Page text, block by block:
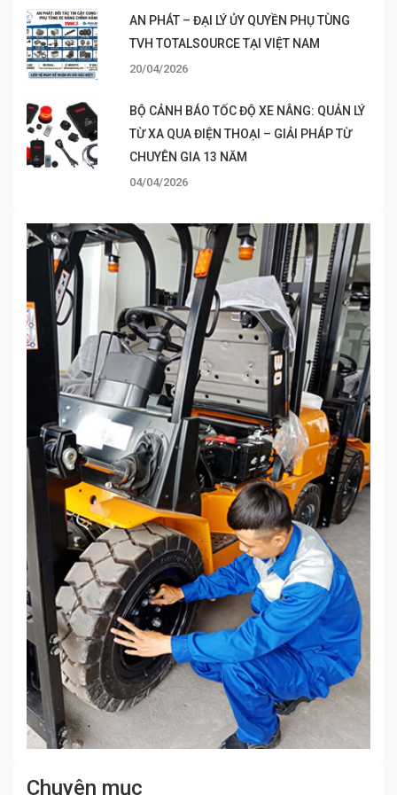
AN PHÁT – ĐẠI LÝ ỦY QUYỀN PHỤ TÙNG
TVH TOTALSOURCE TẠI VIỆT NAM
20/04/2026
BỘ CẢNH BÁO TỐC ĐỘ XE NÂNG: QUẢN LÝ
TỪ XA QUA ĐIỆN THOẠI – GIẢI PHÁP TỪ
CHUYÊN GIA 13 NĂM
04/04/2026
Chuyên mục